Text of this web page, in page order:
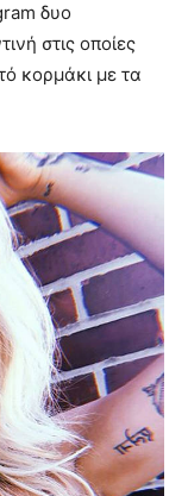
δυο
στις οποίες
κορμάκι με τα